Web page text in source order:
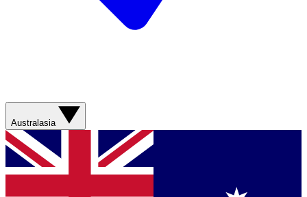
Australasia